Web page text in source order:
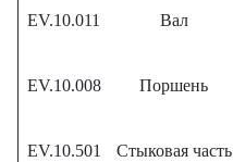
EV.10.011 Вал
EV.10.008 Поршень
EV.10.501 Стыковая часть